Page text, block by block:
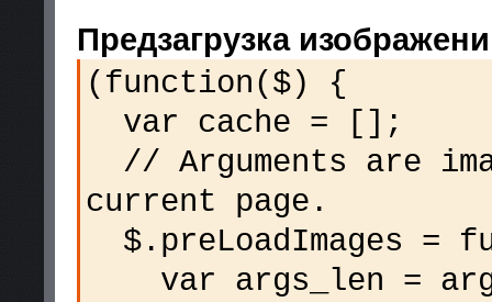
Предзагрузка
(function($) {
var cache = [];
// Arguments are
current page.
$.preLoadImages =
var args_len =